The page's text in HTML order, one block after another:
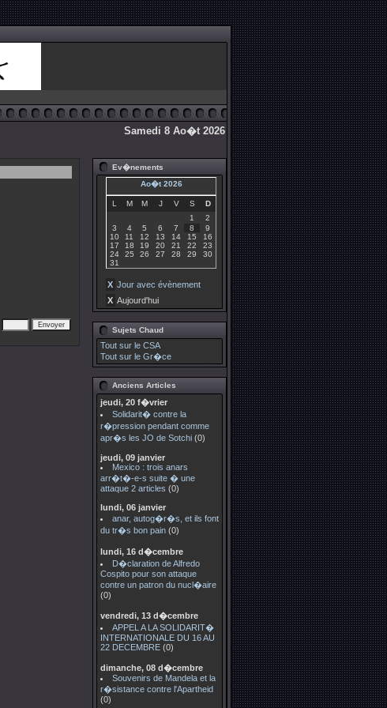
Samedi 8 Ao�t 2026
Ev�nements
Ao�t 2026
L M M J V S
D
1
2
3
4 5 6 7 8
9
10
11 12 13 14 15
16
17
18 19 20 21 22
23
24
25 26 27 28 29
30
31
X Jour avec évènement
X Aujourd'hui
Sujets Chaud
Tout sur le CSA
Tout sur le Gr�ce
Anciens Articles
jeudi, 20 f�vrier
Solidarit� contre la
r�pression pendant comme
apr�s les JO de Sotchi (0)
jeudi, 09 janvier
Mexico : trois anars
arr�t�-e-s suite � une
attaque 2 articles (0)
lundi, 06 janvier
anar, autog�r�s, et ils font
du tr�s bon pain (0)
lundi, 16 d�cembre
D�claration de Alfredo
Cospito pour son attaque
contre un patron du nucl�aire
(0)
vendredi, 13 d�cembre
APPEL A LA SOLIDARIT�
INTERNATIONALE DU 16 AU
22 DECEMBRE (0)
dimanche, 08 d�cembre
Souvenirs de Mandela et la
r�sistance contre l'Apartheid
(0)